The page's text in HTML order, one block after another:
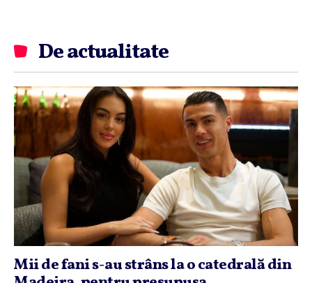
De actualitate
Mii de fani s-au strâns la o catedrală din